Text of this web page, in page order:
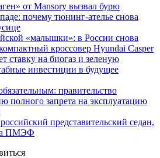
от Mansory вызвал бурю
почему тюнинг-ателье снова
«малышки»: в России снова
кроссовер Hyundai Casper
ставку на биогаз и зеленую
инвестиции в будущее
правительство
полного запрета на эксплуатацию
представительский седан,
ПМЭФ